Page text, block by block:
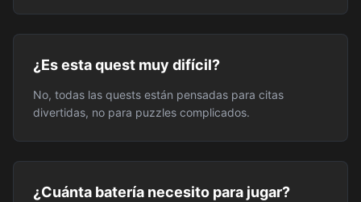
¿Es esta quest muy difícil?
No, todas las quests están pensadas para citas
divertidas, no para puzzles complicados.
¿Cuánta batería necesito para jugar?